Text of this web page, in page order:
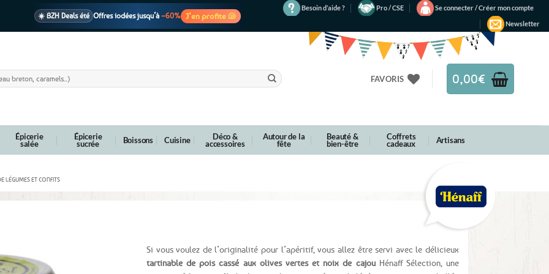
☀️ BZH Deals été Offres iodées jusqu’à –60% J’en profite 🐚
Besoin d’aide ? Pro / CSE
Se connecter / Créer mon compte
Newsletter
FAVORIS 0,00€
Épicerie
salée
Épicerie
sucrée Boissons Cuisine Déco &
accessoires
Autour de la
fête
Beauté &
bien-être
Coffrets
cadeaux Artisans
LÉGUMES ET CONFITS
Si vous voulez de l’originalité pour l’apéritif, vous allez être servi avec le délicieux
tartinable de pois cassé aux olives vertes et noix de cajouHénaff Sélection, une